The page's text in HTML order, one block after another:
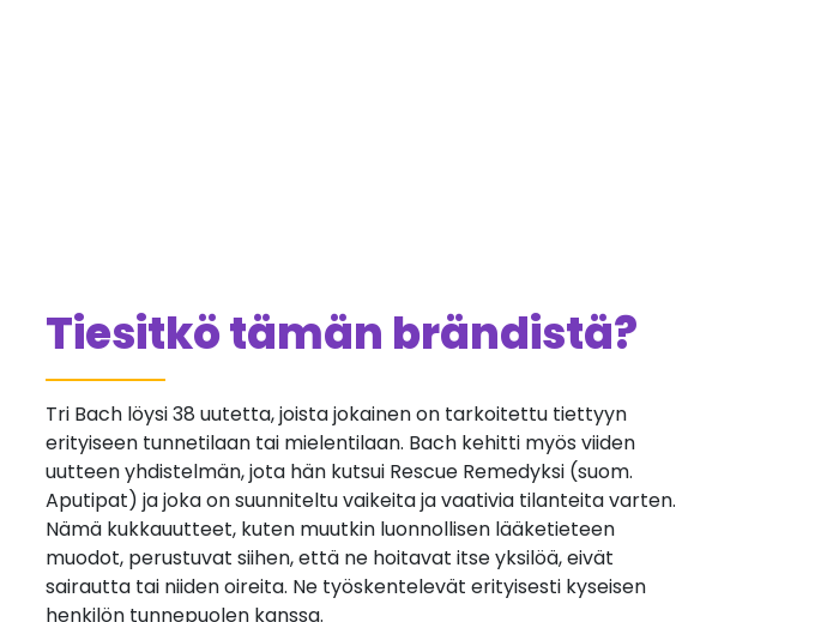
Tiesitkö tämän brändistä?
Tri Bach löysi 38 uutetta, joista jokainen on tarkoitettu tiettyyn
erityiseen tunnetilaan tai mielentilaan. Bach kehitti myös viiden
uutteen yhdistelmän, jota hän kutsui Rescue Remedyksi (suom.
Aputipat) ja joka on suunniteltu vaikeita ja vaativia tilanteita varten.
Nämä kukkauutteet, kuten muutkin luonnollisen lääketieteen
muodot, perustuvat siihen, että ne hoitavat itse yksilöä, eivät
sairautta tai niiden oireita. Ne työskentelevät erityisesti kyseisen
henkilön tunnepuolen kanssa.